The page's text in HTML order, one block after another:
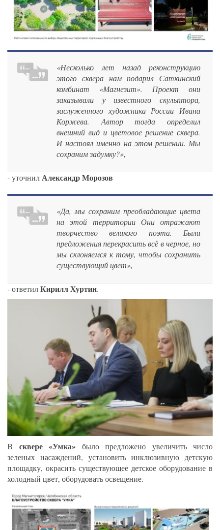
«Несколько лет назад реконструкцию
этого сквера нам подарил Саткинский
комбинат «Магнезит». Проект они
заказывали у известного скульптора,
заслуженного художника России Ивана
Коржева. Автор тогда определил
внешний вид и цветовое решение сквера.
И настоял именно на этом решении. Мы
сохраним задумку?»,
- уточнилАлександр Морозов
«Да, мы сохраним преобладающие цвета
на этой территории Они отражают
творчество великого поэта. Были
предложения перекрасить всё в черное, но
мы склоняемся к тому, чтобы сохранить
существующий цвет»,
- ответилКирилл Хуртин.
В сквере «Умка» было предложено увеличить число
зеленых насаждений, установить инклюзивную детскую
площадку, окрасить существующее детское оборудование в
холодный цвет, оборудовать освещение.